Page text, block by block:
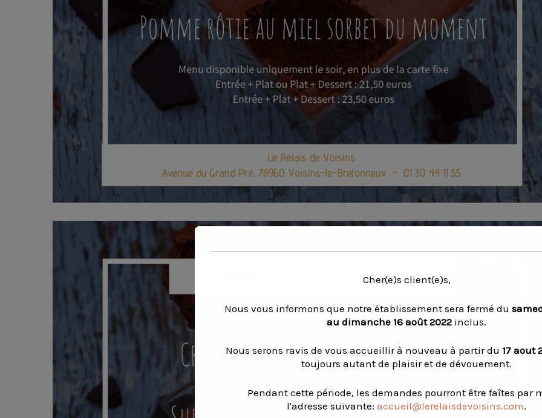
Cher(e)s client(e)s,
Nous vous informons que notre établissement sera fermé du
au dimanche 16 août 2022 inclus.
Nous serons ravis de vous accueillir à nouveau à partir du 17 aout
toujours autant de plaisir et de dévouement.
Pendant cette période, les demandes pourront être faîtes par
l'adresse suivante: accueil@lerelaisdevoisins.com.